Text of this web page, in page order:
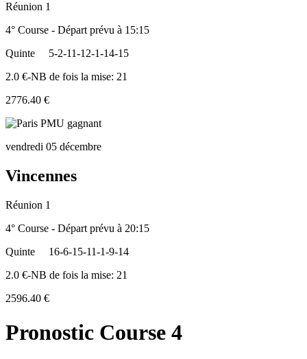
Réunion 1
4° Course - Départ prévu à 15:15
Quinte
5-2-11-12-1-14-15
2.0 €-NB de fois la mise: 21
2776.40 €
vendredi 05 décembre
Vincennes
Réunion 1
4° Course - Départ prévu à 20:15
Quinte
16-6-15-11-1-9-14
2.0 €-NB de fois la mise: 21
2596.40 €
Pronostic Course 4